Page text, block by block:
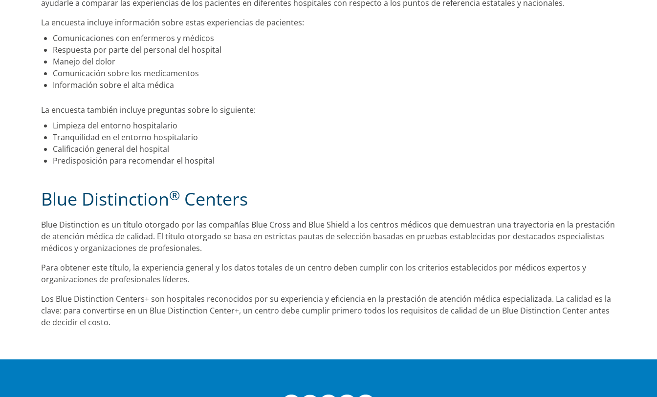
ayudarle a comparar las experiencias de los pacientes en diferentes hospitales con respecto a los puntos de referencia estatales y nacionales.
La encuesta incluye información sobre estas experiencias de pacientes:
Comunicaciones con enfermeros y médicos
Respuesta por parte del personal del hospital
Manejo del dolor
Comunicación sobre los medicamentos
Información sobre el alta médica
La encuesta también incluye preguntas sobre lo siguiente:
Limpieza del entorno hospitalario
Tranquilidad en el entorno hospitalario
Calificación general del hospital
Predisposición para recomendar el hospital
Blue Distinction® Centers
Blue Distinction es un título otorgado por las compañías Blue Cross and Blue Shield a los centros médicos que demuestran una trayectoria en la prestación
de atención médica de calidad. El título otorgado se basa en estrictas pautas de selección basadas en pruebas establecidas por destacados especialistas
médicos y organizaciones de profesionales.
Para obtener este título, la experiencia general y los datos totales de un centro deben cumplir con los criterios establecidos por médicos expertos y
organizaciones de profesionales líderes.
Los Blue Distinction Centers+ son hospitales reconocidos por su experiencia y eficiencia en la prestación de atención médica especializada. La calidad es la
clave: para convertirse en un Blue Distinction Center+, un centro debe cumplir primero todos los requisitos de calidad de un Blue Distinction Center antes
de decidir el costo.